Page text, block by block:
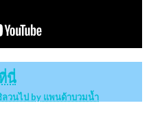
นี่
ลวนไป by แพนด้าบวมน้ำ